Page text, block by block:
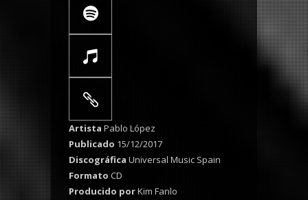
Artista Pablo López
Publicado 15/12/2017
Discográfica Universal Music Spain
Formato CD
Producido porKim Fanlo